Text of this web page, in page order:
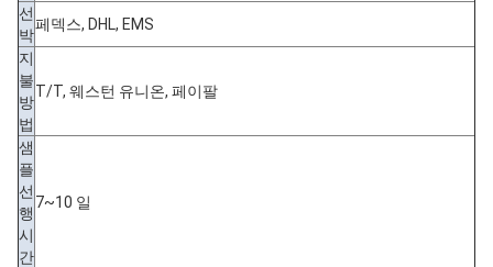
선
박
페덱스, DHL, EMS
지
불
방
법
T/T, 웨스턴 유니온, 페이팔
샘
플
선
행
시
간
7~10 일